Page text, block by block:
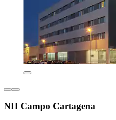
NH Campo Cartagena